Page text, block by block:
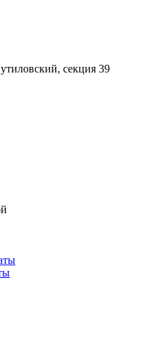
секция 39